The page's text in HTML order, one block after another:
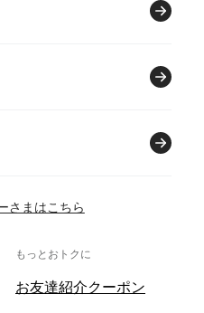
さまはこちら
もっとおトクに
お友達紹介クーポン